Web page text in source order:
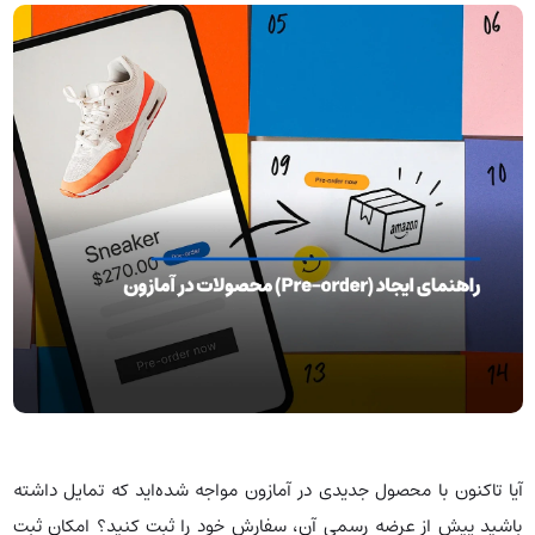
آیا تاکنون با محصول جدیدی در آمازون مواجه شده‌اید که تمایل داشته‌
باشید پیش از عرضه رسمی آن، سفارش خود را ثبت کنید؟ امکان ثبت